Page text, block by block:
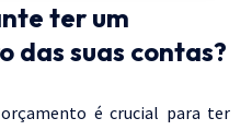
ter um
das suas contas?
é crucial para ter